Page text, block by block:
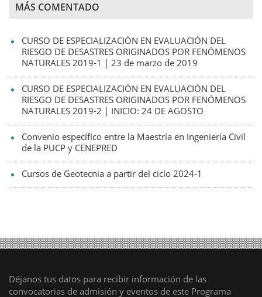
MÁS COMENTADO
CURSO DE ESPECIALIZACIÓN EN EVALUACIÓN DEL
RIESGO DE DESASTRES ORIGINADOS POR FENÓMENOS
NATURALES 2019-1 | 23 de marzo de 2019
CURSO DE ESPECIALIZACIÓN EN EVALUACIÓN DEL
RIESGO DE DESASTRES ORIGINADOS POR FENÓMENOS
NATURALES 2019-2 | INICIO: 24 DE AGOSTO
Convenio específico entre la Maestría en Ingeniería Civil
de la PUCP y CENEPRED
Cursos de Geotecnia a partir del ciclo 2024-1
Déjanos tus datos para recibir información de las
convocatorias de admisión y eventos de este Programa